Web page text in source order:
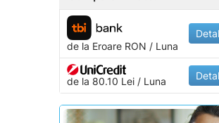
de la EroareRON / Luna
de la 80.10 Lei / Luna